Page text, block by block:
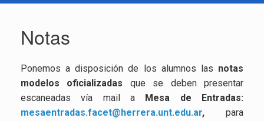
Notas
Ponemos a disposición de los alumnos las notas
modelos oficializadas que se deben presentar
escaneadas vía mail a
Mesa de Entradas:
mesaentradas.facet@herrera.unt.edu.ar, para